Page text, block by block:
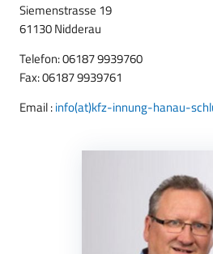
Siemenstrasse 19
61130 Nidderau
Telefon: 06187 9939760
Fax: 06187 9939761
Email :info(at)kfz-innung-hanau-